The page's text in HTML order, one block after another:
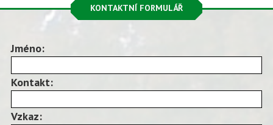
KONTAKTNÍ FORMULÁŘ
Jméno:
Kontakt:
Vzkaz: